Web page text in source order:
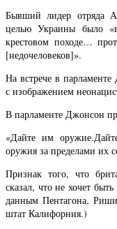
Бывший лидер отряда
целью Украины было
крестовом походе…
[недочеловеков]».
На встрече в
с изображением
В парламенте Джонсон
«Дайте им
оружия за пределами их
Признак того, что
сказал, что не хочет
данным Пентагона,
штат Калифорния.)